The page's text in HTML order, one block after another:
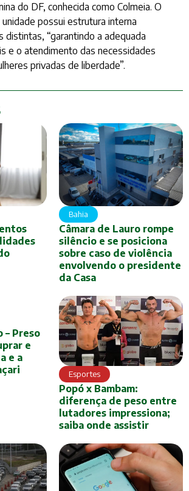
do DF, conhecida como Colmeia. O
possui estrutura interna
distintas, “garantindo a adequada
e o atendimento das necessidades
privadas de liberdade”.
Bahia
Câmara de Lauro rompe
silêncio e se posiciona
sobre caso de violência
envolvendo o presidente
da Casa
– Preso
e
e a
Esportes
Popó x Bambam:
diferença de peso entre
lutadores impressiona;
saiba onde assistir